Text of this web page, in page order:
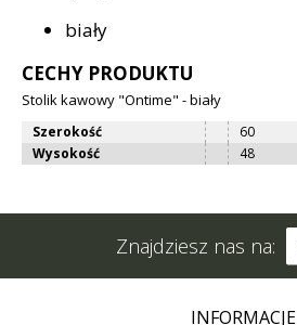
biały
CECHY PRODUKTU
Stolik kawowy "Ontime" - biały
Szerokość
60
Wysokość
48
Znajdziesz nas na:
INFORMACJE